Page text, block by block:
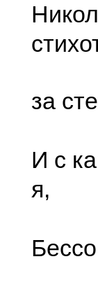
за
И с
я,